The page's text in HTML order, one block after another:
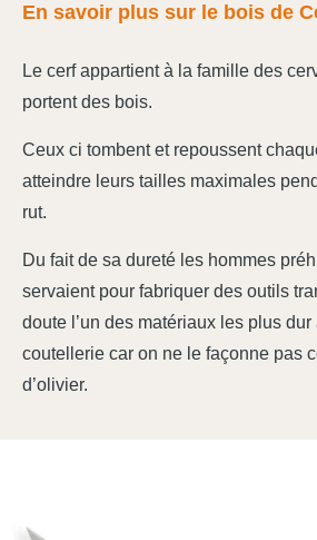
En savoir plus sur le bois de
Le cerf appartient à la famille des
portent des bois.
Ceux ci tombent et repoussent
atteindre leurs tailles maximales
rut.
Du fait de sa dureté les hommes
servaient pour fabriquer des outils
doute l’un des matériaux les plus
coutellerie car on ne le façonne pas
d’olivier.